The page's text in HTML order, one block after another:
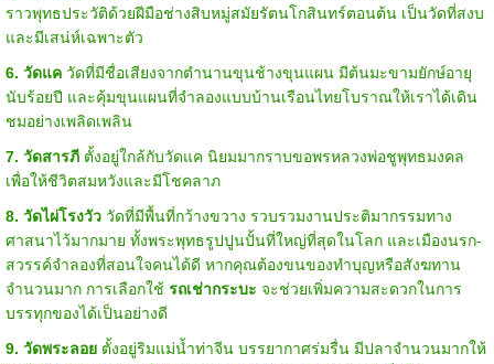
ราวพุทธประวัติด้วยฝีมือช่างสิบหมู่สมัยรัตนโกสินทร์ตอนต้น เป็นวัดที่สงบ
และมีเสน่ห์เฉพาะตัว
6. วัดแควัดที่มีชื่อเสียงจากตำนานขุนช้างขุนแผน มีต้นมะขามยักษ์อายุ
นับร้อยปี และคุ้มขุนแผนที่จำลองแบบบ้านเรือนไทยโบราณให้เราได้เดิน
ชมอย่างเพลิดเพลิน
7. วัดสารภีตั้งอยู่ใกล้กับวัดแค นิยมมากราบขอพรหลวงพ่อชูพุทธมงคล
เพื่อให้ชีวิตสมหวังและมีโชคลาภ
8. วัดไผ่โรงวัววัดที่มีพื้นที่กว้างขวาง รวบรวมงานประติมากรรมทาง
ศาสนาไว้มากมาย ทั้งพระพุทธรูปปูนปั้นที่ใหญ่ที่สุดในโลก และเมืองนรก-
สวรรค์จำลองที่สอนใจคนได้ดี หากคุณต้องขนของทำบุญหรือสังฆทาน
จำนวนมาก การเลือกใช้ รถเช่ากระบะ จะช่วยเพิ่มความสะดวกในการ
บรรทุกของได้เป็นอย่างดี
9. วัดพระลอยตั้งอยู่ริมแม่น้ำท่าจีน บรรยากาศร่มรื่น มีปลาจำนวนมากให้